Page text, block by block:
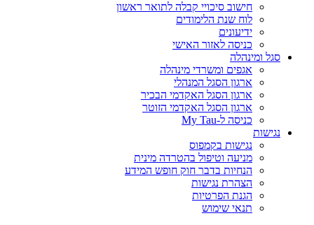
חישוב סיכויי קבלה לתואר ראשון
לוח שנת הלימודים
ידיעונים
כניסה לאזור האישי
סגל ומינהלה
אגפים ומשרדי מינהלה
ארגון הסגל המנהלי
ארגון הסגל האקדמי הבכיר
ארגון הסגל האקדמי הזוטר
כניסה ל-My Tau
נגישות
נגישות בקמפוס
מניעה וטיפול בהטרדה מינית
הנחיות בדבר חוק חופש המידע
הצהרת נגישות
הגנת הפרטיות
תנאי שימוש